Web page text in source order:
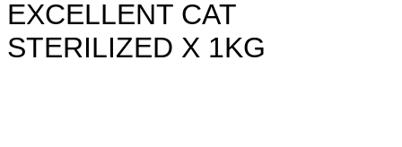
EXCELLENT CAT
STERILIZED X 1KG